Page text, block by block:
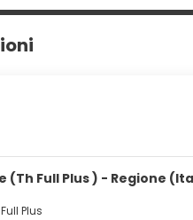
(Th Full Plus ) - Regione
Plus